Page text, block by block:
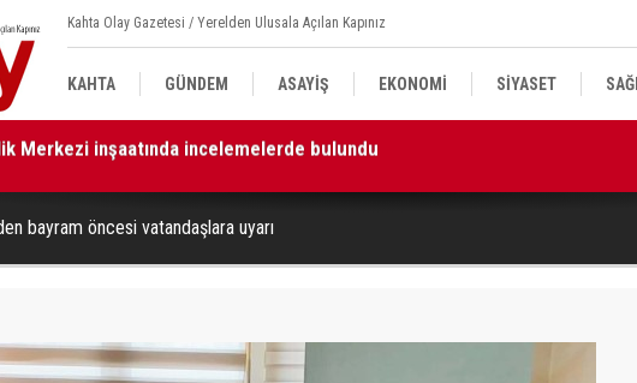
Kahta Olay Gazetesi / Yerelden Ulusala Açılan Kapınız
KAHTA GÜNDEM ASAYİŞ EKONOMİ SİYASET
süreç birlik ve beraberliği güçlendirecektir”
bayram öncesi vatandaşlara uyarı